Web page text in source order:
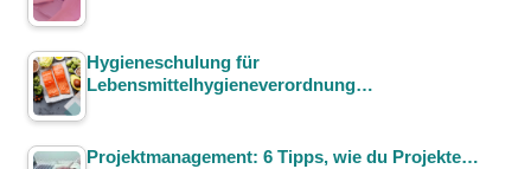
Hygieneschulung für
Lebensmittelhygieneverordnung…
Projektmanagement: 6 Tipps, wie du Projekte…